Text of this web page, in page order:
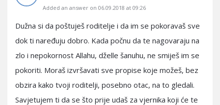
Added an answer on 06.09.2018 at 09:26
Dužna si da poštuješ roditelje i da im se pokoravaš sve
dok ti naređuju dobro. Kada počnu da te nagovaraju na
zlo i nepokornost Allahu, dželle šanuhu, ne smiješ im se
pokoriti. Moraš izvršavati sve propise koje možeš, bez
obzira kako tvoji roditelji, posebno otac, na to gledali.
Savjetujem ti da se što prije udaš za vjernika koji će te